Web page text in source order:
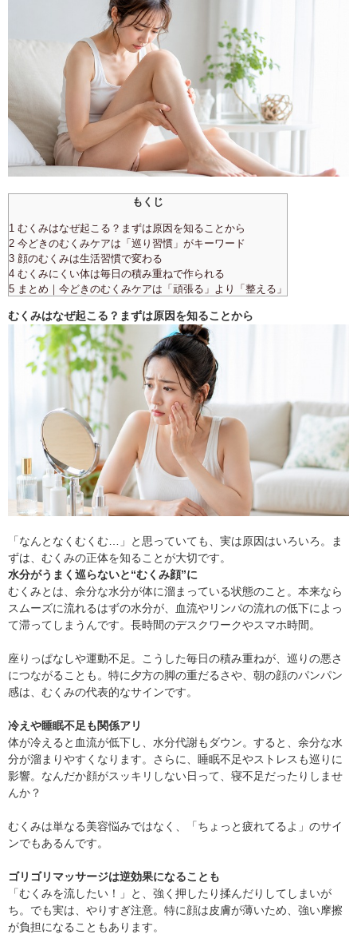
もくじ
1 むくみはなぜ起こる？まずは原因を知ることから
2 今どきのむくみケアは「巡り習慣」がキーワード
3 顔のむくみは生活習慣で変わる
4 むくみにくい体は毎日の積み重ねで作られる
5 まとめ｜今どきのむくみケアは「頑張る」より「整える」
むくみはなぜ起こる？まずは原因を知ることから
「なんとなくむくむ…」と思っていても、実は原因はいろいろ。ま
ずは、むくみの正体を知ることが大切です。
水分がうまく巡らないと“むくみ顔”に
むくみとは、余分な水分が体に溜まっている状態のこと。本来なら
スムーズに流れるはずの水分が、血流やリンパの流れの低下によっ
て滞ってしまうんです。長時間のデスクワークやスマホ時間。
座りっぱなしや運動不足。こうした毎日の積み重ねが、巡りの悪さ
につながることも。特に夕方の脚の重だるさや、朝の顔のパンパン
感は、むくみの代表的なサインです。
冷えや睡眠不足も関係アリ
体が冷えると血流が低下し、水分代謝もダウン。すると、余分な水
分が溜まりやすくなります。さらに、睡眠不足やストレスも巡りに
影響。なんだか顔がスッキリしない日って、寝不足だったりしませ
んか？
むくみは単なる美容悩みではなく、「ちょっと疲れてるよ」のサイ
ンでもあるんです。
ゴリゴリマッサージは逆効果になることも
「むくみを流したい！」と、強く押したり揉んだりしてしまいが
ち。でも実は、やりすぎ注意。特に顔は皮膚が薄いため、強い摩擦
が負担になることもあります。